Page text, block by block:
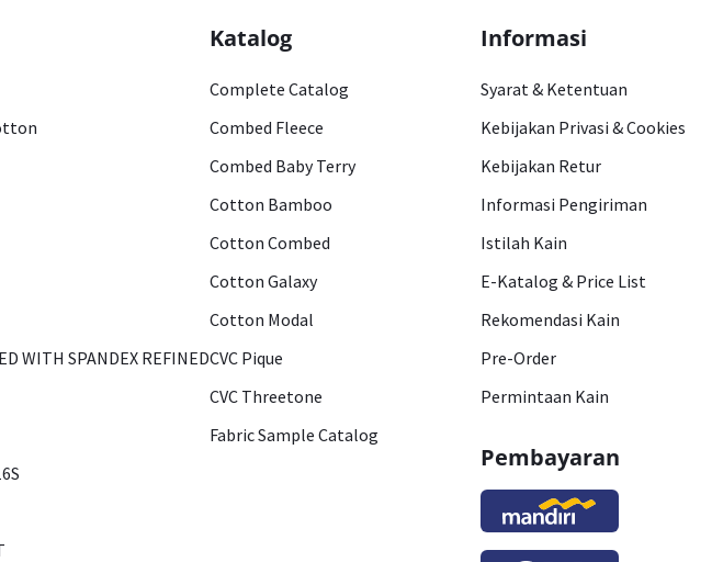
WITH SPANDEX REFINED
Katalog
Complete Catalog
Combed Fleece
Combed Baby Terry
Cotton Bamboo
Cotton Combed
Cotton Galaxy
Cotton Modal
CVC Pique
CVC Threetone
Fabric Sample Catalog
Informasi
Syarat & Ketentuan
Kebijakan Privasi & Cookies
Kebijakan Retur
Informasi Pengiriman
Istilah Kain
E-Katalog & Price List
Rekomendasi Kain
Pre-Order
Permintaan Kain
Pembayaran